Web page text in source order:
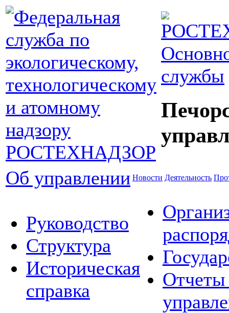
службы
Об управлении Новости Деятельность
Руководство
Структура
Историческая
справка
Отчеты